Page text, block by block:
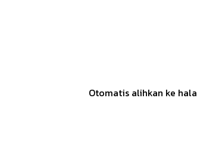
Otomatis alihkan ke